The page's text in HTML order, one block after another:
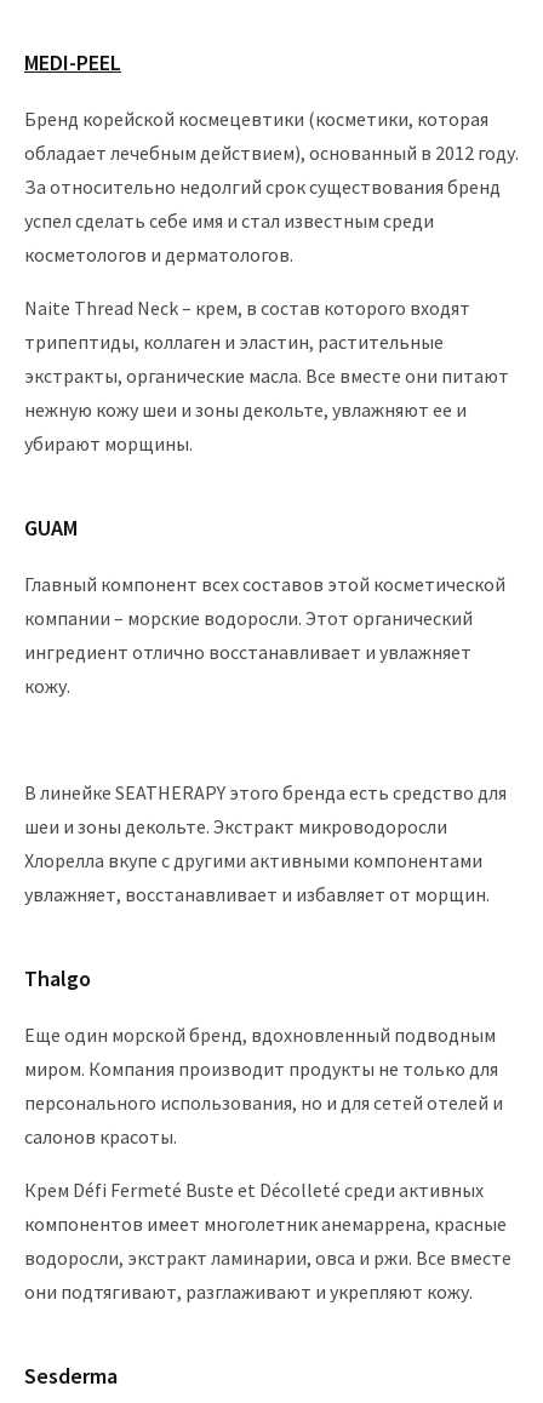
MEDI-PEEL
Бренд корейской космецевтики (косметики, которая
обладает лечебным действием), основанный в 2012 году.
За относительно недолгий срок существования бренд
успел сделать себе имя и стал известным среди
косметологов и дерматологов.
Naite Thread Neck – крем, в состав которого входят
трипептиды, коллаген и эластин, растительные
экстракты, органические масла. Все вместе они питают
нежную кожу шеи и зоны декольте, увлажняют ее и
убирают морщины.
GUAM
Главный компонент всех составов этой косметической
компании – морские водоросли. Этот органический
ингредиент отлично восстанавливает и увлажняет
кожу.
В линейке SEATHERAPY этого бренда есть средство для
шеи и зоны декольте. Экстракт микроводоросли
Хлорелла вкупе с другими активными компонентами
увлажняет, восстанавливает и избавляет от морщин.
Thalgo
Еще один морской бренд, вдохновленный подводным
миром. Компания производит продукты не только для
персонального использования, но и для сетей отелей и
салонов красоты.
Крем Défi Fermeté Buste et Décolleté среди активных
компонентов имеет многолетник анемаррена, красные
водоросли, экстракт ламинарии, овса и ржи. Все вместе
они подтягивают, разглаживают и укрепляют кожу.
Sesderma